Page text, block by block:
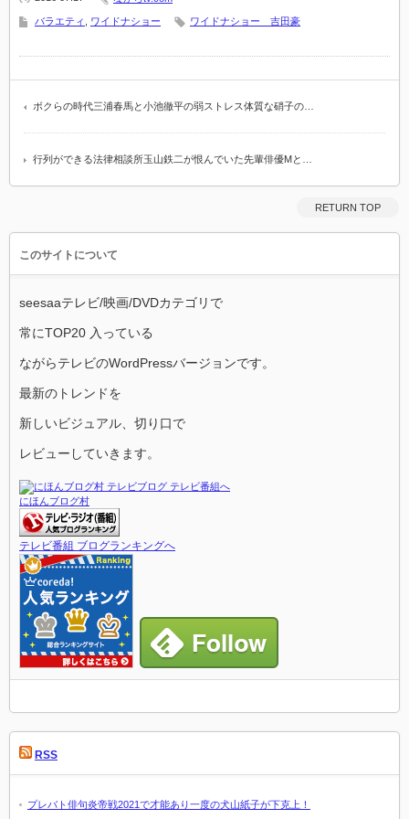
バラエティ ワイドナショー ワイドナショー 吉田豪
ボクらの時代三浦春馬と小池徹平の弱ストレス体質な硝子の…
行列ができる法律相談所玉山鉄二が恨んでいた先輩俳優Mと…
RETURN TOP
このサイトについて
seesaaテレビ/映画/DVDカテゴリで
常にTOP20 入っている
ながらテレビのWordPressバージョンです。
最新のトレンドを
新しいビジュアル、切り口で
レビューしていきます。
にほんブログ村
テレビ番組 ブログランキングへ
RSS
プレバト俳句炎帝戦2021で才能あり一度の犬山紙子が下克上！